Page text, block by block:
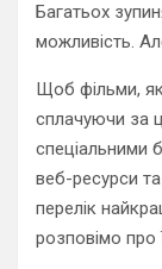
Багатьох
можливість.
Щоб фільми,
сплачуючи за
спеціальними
веб-ресурси
перелік
розповімо про